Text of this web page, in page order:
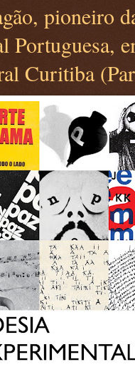
pioneiro
Portuguesa,
Curitiba